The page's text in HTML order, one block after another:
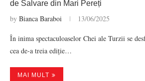
de Salvare din Mari Pereți
by Bianca Baraboi 13/06/2025
În inima spectaculoaselor Chei ale Turzii se
cea de-a treia ediție…
MAI MULT